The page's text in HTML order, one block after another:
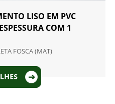
LISO EM PVC
COM 1
FOSCA (MAT)